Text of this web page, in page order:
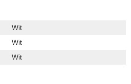
Wit
Wit
Wit